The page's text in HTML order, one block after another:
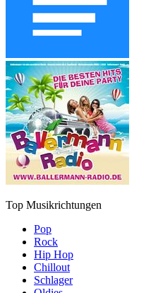
Top Musikrichtungen
Pop
Rock
Hip Hop
Chillout
Schlager